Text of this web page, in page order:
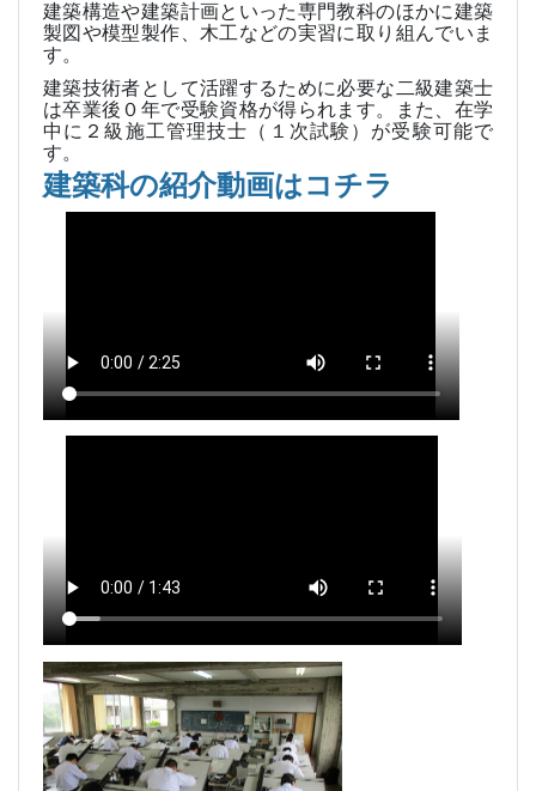
建築構造や建築計画といった専門教科のほかに建築
製図や模型製作、木工などの実習に取り組んでいま
す。
建築技術者として活躍するために必要な二級建築士
は卒業後０年で受験資格が得られます。また、在学
中に２級施工管理技士（１次試験）が受験可能で
す。
建築科の紹介動画はコチラ